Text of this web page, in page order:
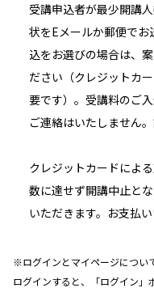
受講申込者が最少開講
状をEメールか郵便で
込をお選びの場合は、
ださい（クレジットカ
要です）。受講料のご
ご連絡はいたしません
クレジットカードによ
数に達せず開講中止と
いただきます。お支払
※ログインとマイページについ
ログインすると、「ログイン」